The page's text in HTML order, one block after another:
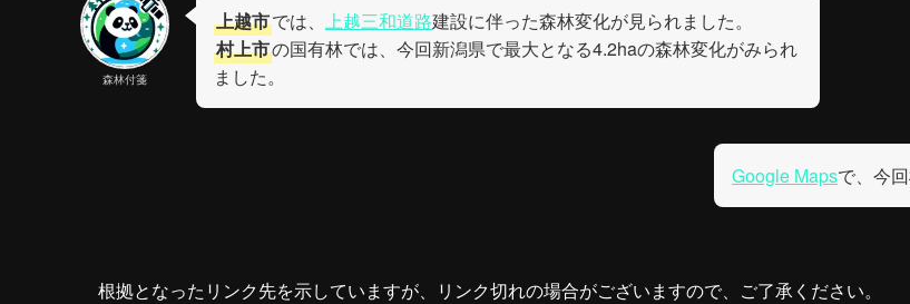
森林付箋
上越市では、 上越三和道路建設に伴った森林変化が見られました。
村上市の国有林では、今回新潟県で最大となる4.2haの森林変化がみられ
ました。
Google Mapsで、今
根拠となったリンク先を示していますが、リンク切れの場合がございますので、ご了承ください。